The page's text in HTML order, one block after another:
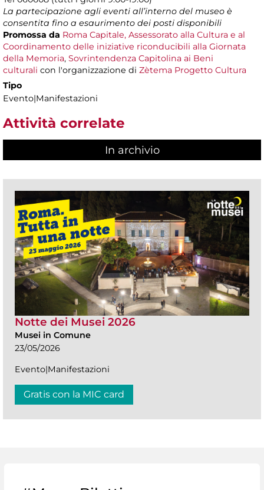
La partecipazione agli eventi all’interno del museo è
consentita fino a esaurimento dei posti disponibili
Promossa da Roma Capitale, Assessorato alla Cultura e al
Coordinamento delle iniziative riconducibili alla Giornata
della Memoria, Sovrintendenza Capitolina ai Beni
culturali con l'organizzazione di Zètema Progetto Cultura
Tipo
Evento|Manifestazioni
Attività correlate
In archivio
Notte dei Musei 2026
Musei in Comune
23/05/2026
Evento|Manifestazioni
Gratis con la MIC card